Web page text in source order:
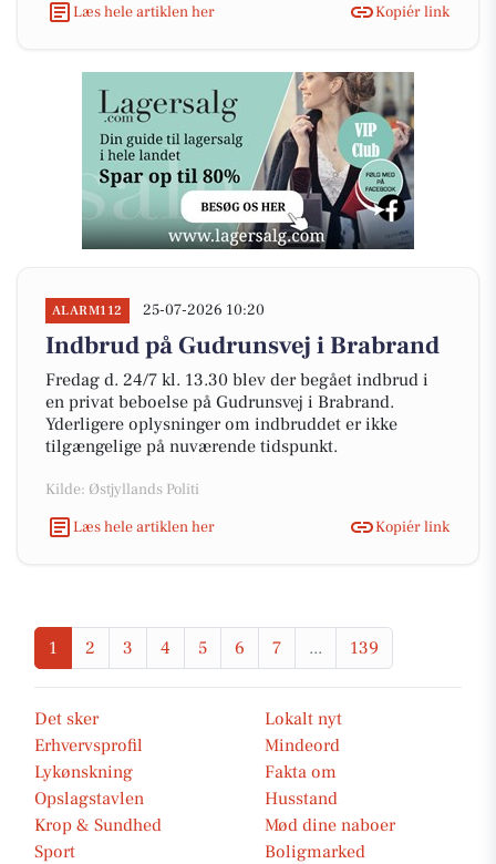
Læs hele artiklen her
Kopiér link
ALARM112 25-07-2026 10:20
Indbrud på Gudrunsvej i Brabrand
Fredag d. 24/7 kl. 13.30 blev der begået indbrud i
en privat beboelse på Gudrunsvej i Brabrand.
Yderligere oplysninger om indbruddet er ikke
tilgængelige på nuværende tidspunkt.
Kilde: Østjyllands Politi
Læs hele artiklen her
Kopiér link
1 2 3 4 5 6 7 ... 139
Det sker
Lokalt nyt
Erhvervsprofil
Mindeord
Lykønskning
Fakta om
Opslagstavlen
Husstand
Krop & Sundhed
Mød dine naboer
Sport
Boligmarked